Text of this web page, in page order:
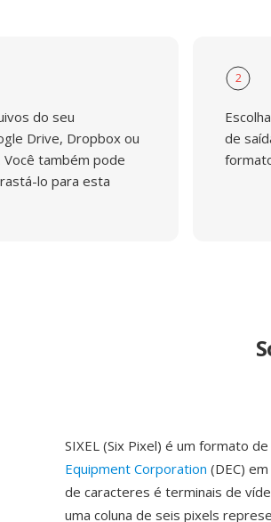
do seu
Drive, Dropbox ou
Você também pode
lo para esta
2
de
SIXEL (Six Pixel) é um formato
Equipment Corporation (DEC)
de caracteres é terminais de
uma coluna de seis pixels